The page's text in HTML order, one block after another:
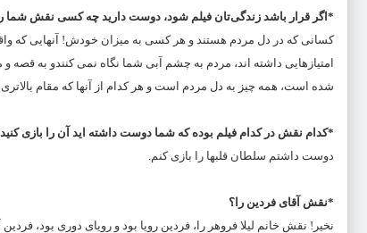
*اگر قرار باشد زندگی‌تان فیلم شود، دوست دارید چه کسی نقش شما
کسانی که در دل مردم هستند و هر کسی به میزان خودش! آنهایی که
امتیازهایی داشته اند، مردم به چشم آبی شما نگاه نمی کنند‌و به
شده است، همه چیز به دل مردم است و هر کدام از آنها که مقام
*کدام نقش در کدام فیلم بوده که شما دوست داشته اید آن را بازی
دوست داشتم سلطان قلبها را بازی کنم.
*نقش آقای فردین را؟
نخیر! نقش خانم لیلا فروهر را، فردین رویا بود و رویای دوری